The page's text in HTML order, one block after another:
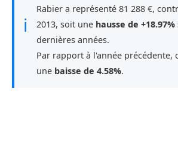
ℹ
Rabier a représenté 81 288 €,
2013, soit une hausse de +18.97%
dernières années.
Par rapport à l'année précédente,
une baisse de 4.58%.